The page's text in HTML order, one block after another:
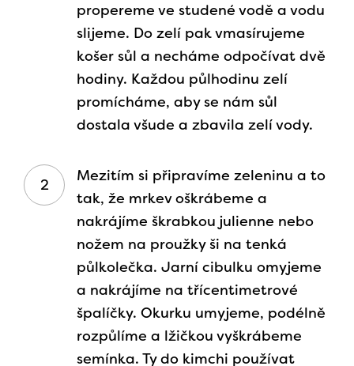
propereme ve studené vodě a vodu
slijeme. Do zelí pak vmasírujeme
košer sůl a necháme odpočívat dvě
hodiny. Každou půlhodinu zelí
promícháme, aby se nám sůl
dostala všude a zbavila zelí vody.
Mezitím si připravíme zeleninu a to
tak, že mrkev oškrábeme a
nakrájíme škrabkou julienne nebo
nožem na proužky ši na tenká
půlkolečka. Jarní cibulku omyjeme
a nakrájíme na třícentimetrové
špalíčky. Okurku umyjeme, podélně
rozpůlíme a lžičkou vyškrábeme
semínka. Ty do kimchi používat